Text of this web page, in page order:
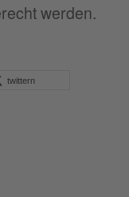
werden.
twittern